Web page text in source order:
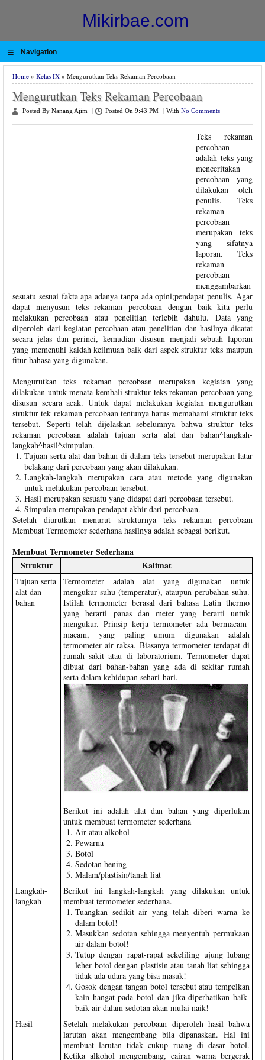
Mikirbae.com
≡ Navigation
Home » Kelas IX » Mengurutkan Teks Rekaman Percobaan
Mengurutkan Teks Rekaman Percobaan
Posted By Nanang Ajim Posted On 9:43 PM With No Comments
Teks rekaman
percobaan
adalah teks yang
menceritakan
percobaan yang
dilakukan oleh
penulis. Teks
rekaman
percobaan
merupakan teks
yang sifatnya
laporan. Teks
rekaman
percobaan
menggambarkan
sesuatu sesuai fakta apa adanya tanpa ada opini;pendapat penulis. Agar
dapat menyusun teks rekaman percobaan dengan baik kita perlu
melakukan percobaan atau penelitian terlebih dahulu. Data yang
diperoleh dari kegiatan percobaan atau penelitian dan hasilnya dicatat
secara jelas dan perinci, kemudian disusun menjadi sebuah laporan
yang memenuhi kaidah keilmuan baik dari aspek struktur teks maupun
fitur bahasa yang digunakan.
Mengurutkan teks rekaman percobaan merupakan kegiatan yang
dilakukan untuk menata kembali struktur teks rekaman percobaan yang
disusun secara acak. Untuk dapat melakukan kegiatan mengurutkan
struktur tek rekaman percobaan tentunya harus memahami struktur teks
tersebut. Seperti telah dijelaskan sebelumnya bahwa struktur teks
rekaman percobaan adalah tujuan serta alat dan bahan^langkah-
langkah^hasil^simpulan.
Tujuan serta alat dan bahan di dalam teks tersebut merupakan latar
belakang dari percobaan yang akan dilakukan.
Langkah-langkah merupakan cara atau metode yang digunakan
untuk melakukan percobaan tersebut.
Hasil merupakan sesuatu yang didapat dari percobaan tersebut.
Simpulan merupakan pendapat akhir dari percobaan.
Setelah diurutkan menurut strukturnya teks rekaman percobaan
Membuat Termometer sederhana hasilnya adalah sebagai berikut.
Membuat Termometer Sederhana
Struktur
Kalimat
Tujuan serta
alat dan
bahan
Termometer adalah alat yang digunakan untuk
mengukur suhu (temperatur), ataupun perubahan suhu.
Istilah termometer berasal dari bahasa Latin thermo
yang berarti panas dan meter yang berarti untuk
mengukur. Prinsip kerja termometer ada bermacam-
macam, yang paling umum digunakan adalah
termometer air raksa. Biasanya termometer terdapat di
rumah sakit atau di laboratorium. Termometer dapat
dibuat dari bahan-bahan yang ada di sekitar rumah
serta dalam kehidupan sehari-hari.
Berikut ini adalah alat dan bahan yang diperlukan
untuk membuat termometer sederhana
Air atau alkohol
Pewarna
Botol
Sedotan bening
Malam/plastisin/tanah liat
Langkah-
langkah
Berikut ini langkah-langkah yang dilakukan untuk
membuat termometer sederhana.
Tuangkan sedikit air yang telah diberi warna ke
dalam botol!
Masukkan sedotan sehingga menyentuh permukaan
air dalam botol!
Tutup dengan rapat-rapat sekeliling ujung lubang
leher botol dengan plastisin atau tanah liat sehingga
tidak ada udara yang bisa masuk!
Gosok dengan tangan botol tersebut atau tempelkan
kain hangat pada botol dan jika diperhatikan baik-
baik air dalam sedotan akan mulai naik!
Hasil
Setelah melakukan percobaan diperoleh hasil bahwa
larutan akan mengembang bila dipanaskan. Hal ini
membuat larutan tidak cukup ruang di dasar botol.
Ketika alkohol mengembang, cairan warna bergerak